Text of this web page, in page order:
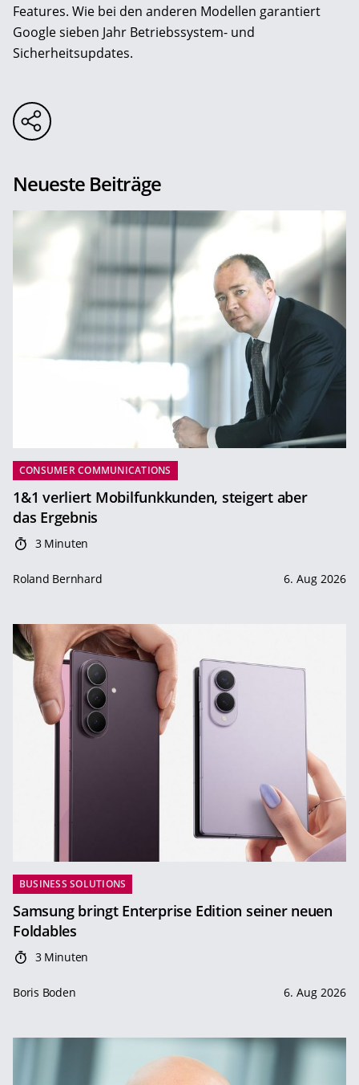
Features. Wie bei den anderen Modellen garantiert
Google sieben Jahr Betriebssystem- und
Sicherheitsupdates.
Neueste Beiträge
CONSUMER COMMUNICATIONS
1&1 verliert Mobilfunkkunden, steigert aber
das Ergebnis
3 Minuten
Roland Bernhard 6. Aug 2026
BUSINESS SOLUTIONS
Samsung bringt Enterprise Edition seiner neuen
Foldables
3 Minuten
Boris Boden 6. Aug 2026